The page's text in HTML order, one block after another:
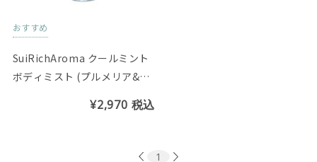
おすすめ
SuiRichAroma クールミント
ボディミスト (プルメリア&リ
¥2,970 税込
1